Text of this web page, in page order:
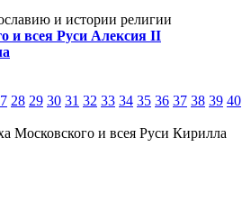
и истории религии
и всея Руси Алексия II
28 29 30 31 32 33 34 35 36 37 38 39 40
Московского и всея Руси Кирилла